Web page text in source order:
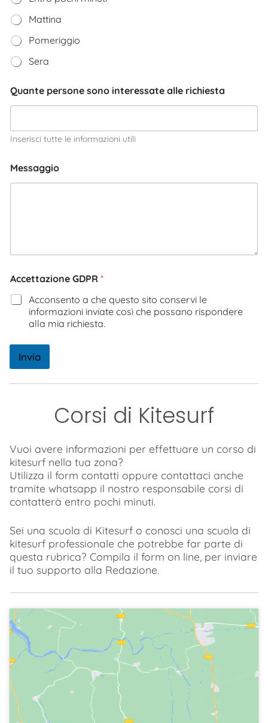
Mattina
Pomeriggio
Sera
Quante persone sono interessate alle richiesta
Inserisci tutte le informazioni utili
Messaggio
Accettazione GDPR *
Acconsento a che questo sito conservi le
informazioni inviate così che possano rispondere
alla mia richiesta.
Invia
Corsi di Kitesurf
Vuoi avere informazioni per effettuare un corso di
kitesurf nella tua zona?
Utilizza il form contatti oppure contattaci anche
tramite whatsapp il nostro responsabile corsi di
contatterà entro pochi minuti.
Sei una scuola di Kitesurf o conosci una scuola di
kitesurf professionale che potrebbe far parte di
questa rubrica? Compila il form on line, per inviare
il tuo supporto alla Redazione.